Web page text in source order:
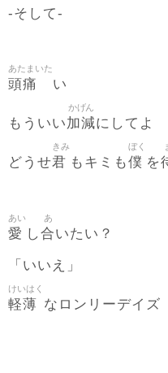
-そして-
頭痛
あたまいた
い
もういい加減
かげん
にしてよ
どうせ君
きみ
もキミも僕
ぼく
を
愛
あい
し合
あ
いたい？
「いいえ」
軽薄
けいはく
なロンリーデイズ